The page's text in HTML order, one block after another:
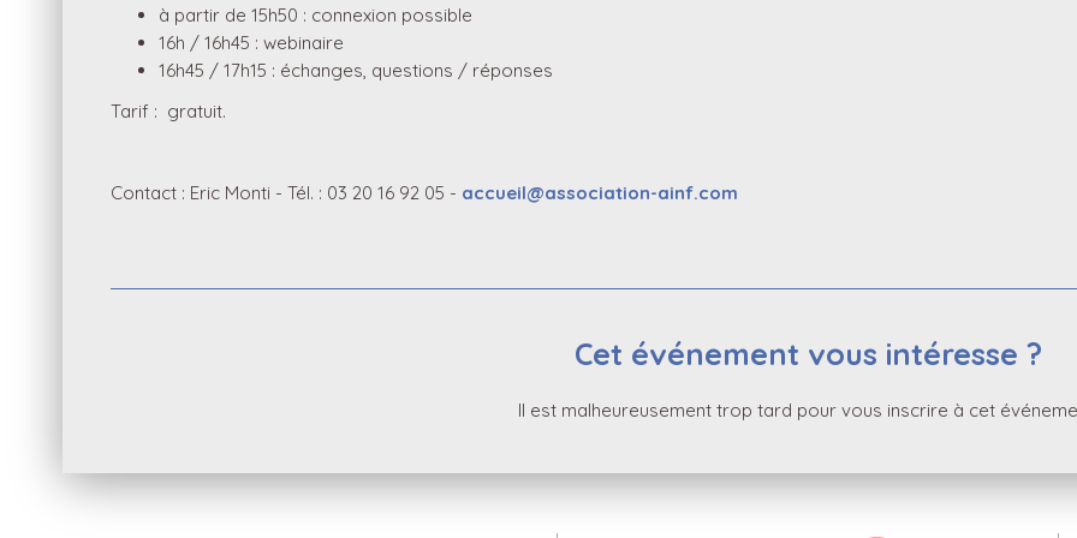
à partir de 15h50 : connexion possible
16h / 16h45 : webinaire
16h45 / 17h15 : échanges, questions / réponses
Tarif : gratuit.
Contact : Eric Monti - Tél. : 03 20 16 92 05 - accueil@association-ainf.com
Cet événement vous intéresse ?
Il est malheureusement trop tard pour vous inscrire à cet